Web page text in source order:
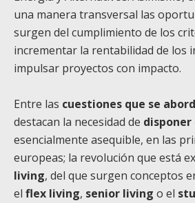
una manera transversal las
surgen del cumplimiento de los
incrementar la rentabilidad de los
impulsar proyectos con impacto.
Entre las cuestiones que se
destacan la necesidad de disponer
esencialmente asequible, en las
europeas; la revolución que está
living, del que surgen conceptos
el flex living, senior living o el